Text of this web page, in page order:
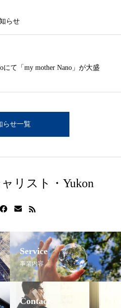
らせ
て「my mother Nano」が大盛
らせ一覧
リスト・Yukon
Service
事業内容
Contact